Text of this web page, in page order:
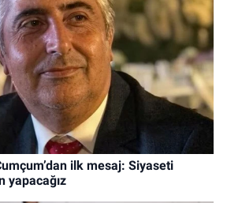
ilk mesaj: Siyaseti
yapacağız